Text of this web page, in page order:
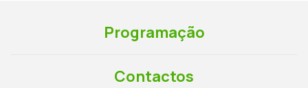
Programação
Contactos